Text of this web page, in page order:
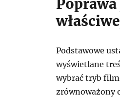
Podstawowe
wyświetlane
wybrać tryb
zrównoważony